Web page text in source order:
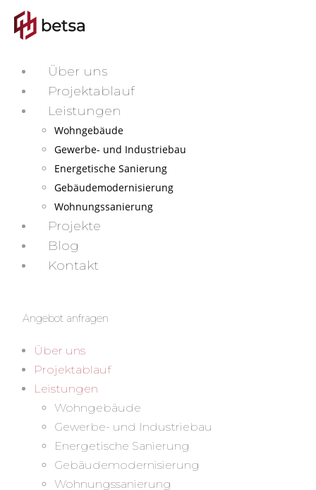
Über uns
Projektablauf
Leistungen
Wohngebäude
Gewerbe- und Industriebau
Energetische Sanierung
Gebäudemodernisierung
Wohnungssanierung
Projekte
Blog
Kontakt
Angebot anfragen
Über uns
Projektablauf
Leistungen
Wohngebäude
Gewerbe- und Industriebau
Energetische Sanierung
Gebäudemodernisierung
Wohnungssanierung